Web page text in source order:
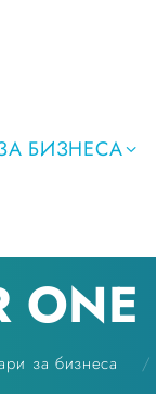
БИЗНЕСА
ONE
за бизнеса